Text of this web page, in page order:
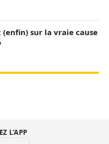
sur la vraie cause
L’APP